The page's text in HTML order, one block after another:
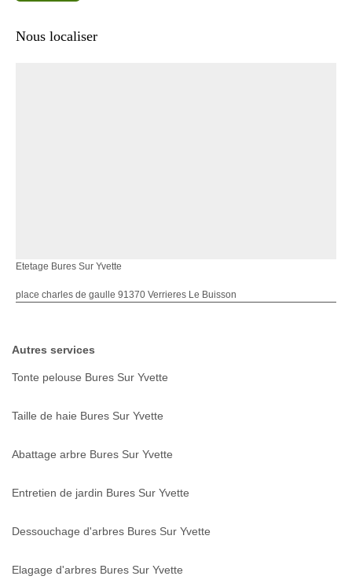
Nous localiser
Etetage Bures Sur Yvette
place charles de gaulle 91370 Verrieres Le Buisson
Autres services
Tonte pelouse Bures Sur Yvette
Taille de haie Bures Sur Yvette
Abattage arbre Bures Sur Yvette
Entretien de jardin Bures Sur Yvette
Dessouchage d'arbres Bures Sur Yvette
Elagage d'arbres Bures Sur Yvette